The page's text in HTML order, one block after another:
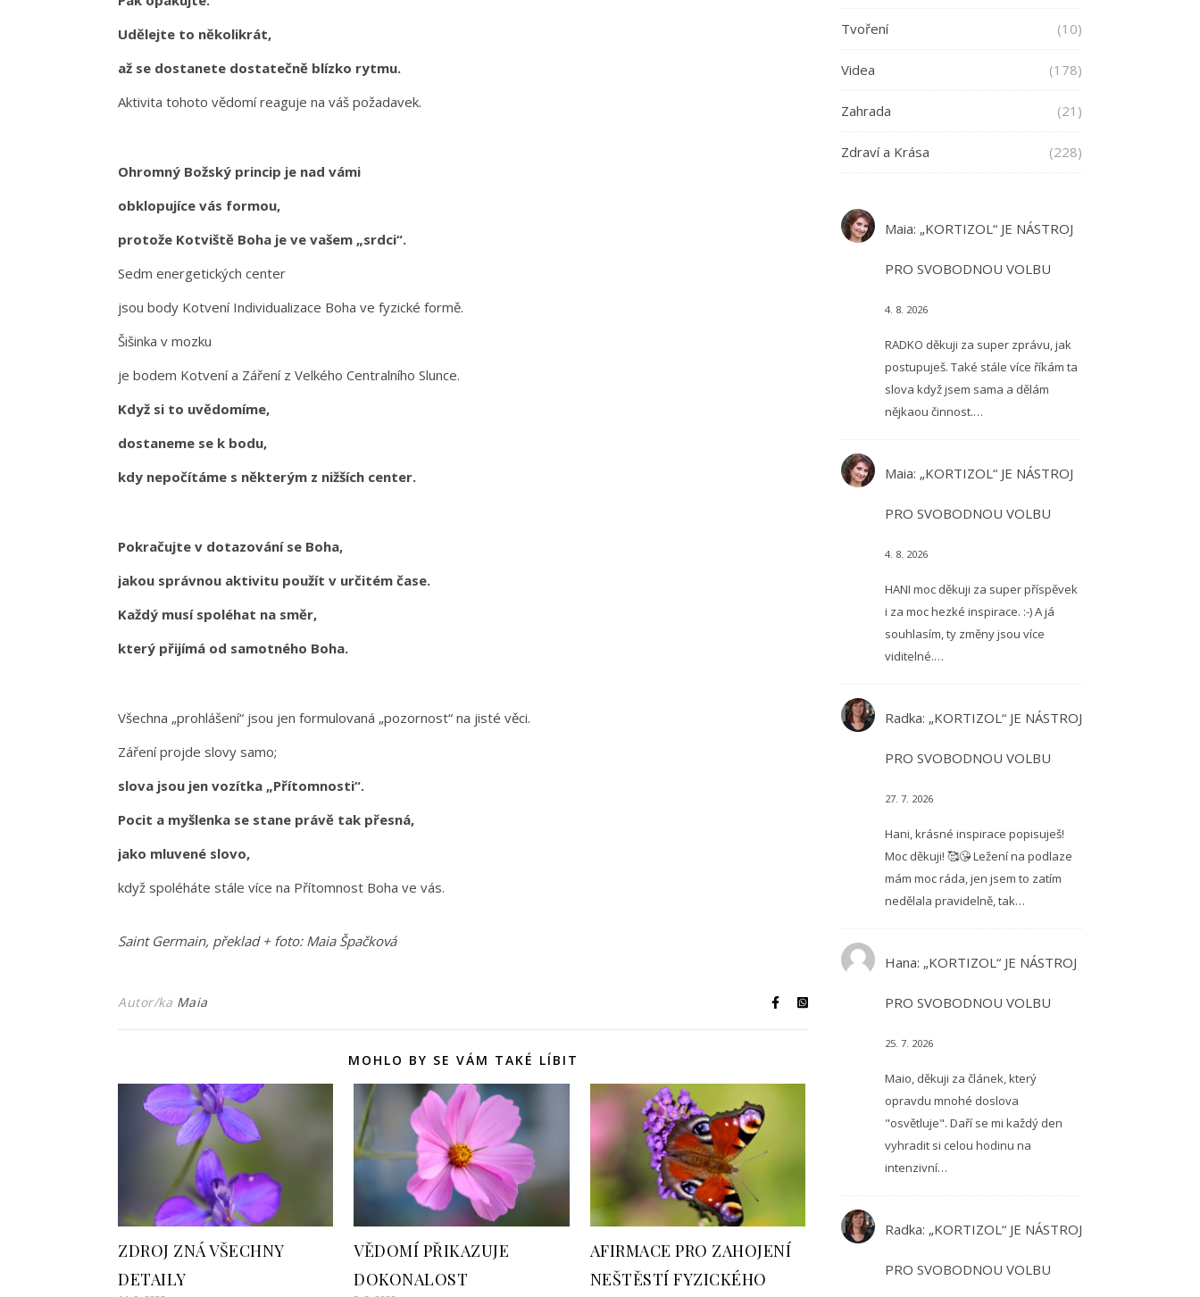
Udělejte to několikrát,
až se dostanete dostatečně blízko rytmu.
Aktivita tohoto vědomí reaguje na váš požadavek.
Ohromný Božský princip je nad vámi
obklopujíce vás formou,
protože Kotviště Boha je ve vašem „srdci“.
Sedm energetických center
jsou body Kotvení Individualizace Boha ve fyzické formě.
Šišinka v mozku
je bodem Kotvení a Záření z Velkého Centralního Slunce.
Když si to uvědomíme,
dostaneme se k bodu,
kdy nepočítáme s některým z nižších center.
Pokračujte v dotazování se Boha,
jakou správnou aktivitu použít v určitém čase.
Každý musí spoléhat na směr,
který přijímá od samotného Boha.
Všechna „prohlášení“ jsou jen formulovaná „pozornost“ na jisté věci.
Záření projde slovy samo;
slova jsou jen vozítka „Přítomnosti“.
Pocit a myšlenka se stane právě tak přesná,
jako mluvené slovo,
když spoléháte stále více na Přítomnost Boha ve vás.
Saint Germain, překlad + foto: Maia Špačková
Autor/ka Maia
MOHLO BY SE VÁM TAKÉ LÍBIT
ZDROJ ZNÁ VŠECHNY
DETAILY
VĚDOMÍ PŘIKAZUJE
DOKONALOST
AFIRMACE PRO ZAHOJENÍ
NEŠTĚSTÍ FYZICKÉHO
Tvoření (10)
Videa (178)
Zahrada (21)
Zdraví a Krása (228)
Maia: „KORTIZOL“ JE NÁSTROJ
PRO SVOBODNOU VOLBU
4. 8. 2026
RADKO děkuji za super zprávu, jak
postupuješ. Také stále více říkám ta
slova když jsem sama a dělám
nějkaou činnost.…
Maia: „KORTIZOL“ JE NÁSTROJ
PRO SVOBODNOU VOLBU
4. 8. 2026
HANI moc děkuji za super příspěvek
i za moc hezké inspirace. :-) A já
souhlasím, ty změny jsou více
viditelné.…
Radka: „KORTIZOL“ JE NÁSTROJ
PRO SVOBODNOU VOLBU
27. 7. 2026
Hani, krásné inspirace popisuješ!
Moc děkuji! 🥰😘 Ležení na podlaze
mám moc ráda, jen jsem to zatím
nedělala pravidelně, tak…
Hana: „KORTIZOL“ JE NÁSTROJ
PRO SVOBODNOU VOLBU
25. 7. 2026
Maio, děkuji za článek, který
opravdu mnohé doslova
"osvětluje". Daří se mi každý den
vyhradit si celou hodinu na
intenzivní…
Radka: „KORTIZOL“ JE NÁSTROJ
PRO SVOBODNOU VOLBU